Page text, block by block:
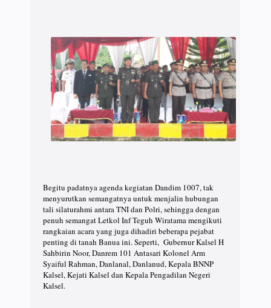
Begitu padatnya agenda kegiatan Dandim 1007, tak
menyurutkan semangatnya untuk menjalin hubungan
tali silaturahmi antara TNI dan Polri, sehingga dengan
penuh semangat Letkol Inf Teguh Wiratama mengikuti
rangkaian acara yang juga dihadiri beberapa pejabat
penting di tanah Banua ini. Seperti, Gubernur Kalsel H
Sahbirin Noor, Danrem 101 Antasari Kolonel Arm
Syaiful Rahman, Danlanal, Danlanud, Kepala BNNP
Kalsel, Kejati Kalsel dan Kepala Pengadilan Negeri
Kalsel.